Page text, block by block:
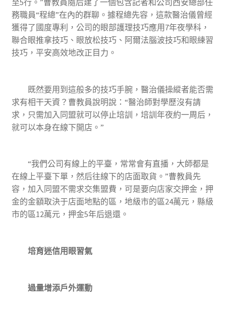
至5行。”曹教員隨后建了一個包含記者和公司西安總部任
務職員“程總”在內的群聊。據程總先容，這款醫治儀曾經
獲得了國度專利，公司的眼部護理技巧應用7年夜學科，
聯合眼推拿技巧、眼放松技巧、阿爾法腦波技巧和眼練習
技巧，平安高效地改正目力。
既然要用到這般多的技巧手腕，醫治儀操縱者能否需
求有相干天資？曹教員說明說：“醫治師對學歷沒有請
求，只需加入同盟就可以停止培訓，培訓年夜約一周后，
就可以本身在線下開店。”
“我們公司有線上的平臺，常常會有直播，大師都是
在線上平臺下單，然后往線下的店面取貨。”曹教員先
容，加入同盟不需求交集盟費，可是要向店家交押金，押
金的金額取決于店面地點的區，地級市的區24萬元，縣級
市的區12萬元，押金5年后退還。
培育迷信用眼習氣
過量增添戶外運動